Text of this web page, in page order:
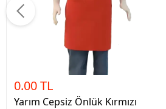
0.00 TL
Yarım Cepsiz Önlük Kırmızı